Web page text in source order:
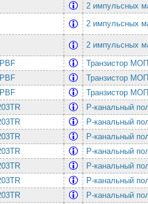
2 импульсных
2 импульсных
2 импульсных
Транзистор
Транзистор
Транзистор
P-канальный
P-канальный
P-канальный
P-канальный
P-канальный
P-канальный
P-канальный